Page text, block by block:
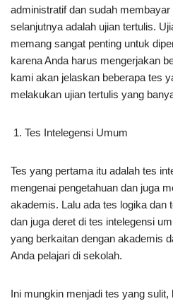
administratif dan sudah membayar
selanjutnya adalah ujian tertulis.
memang sangat penting untuk
karena Anda harus mengerjakan
kami akan jelaskan beberapa tes
melakukan ujian tertulis yang
Tes Intelegensi Umum
Tes yang pertama itu adalah tes
mengenai pengetahuan dan juga
akademis. Lalu ada tes logika dan
dan juga deret di tes intelegensi
yang berkaitan dengan akademis
Anda pelajari di sekolah.
Ini mungkin menjadi tes yang